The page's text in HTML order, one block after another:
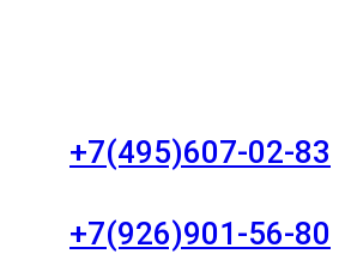
+7(495)607-02-83
+7(926)901-56-80